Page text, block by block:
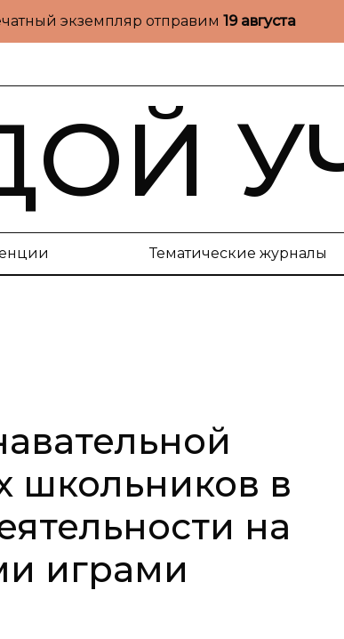
экземпляр отправим 19 августа
Тематические журналы
школьников в
на
играми